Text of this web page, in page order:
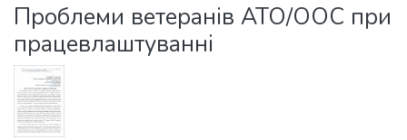
Statistics
Проблеми ветеранів АТО/ООС при
працевлаштуванні